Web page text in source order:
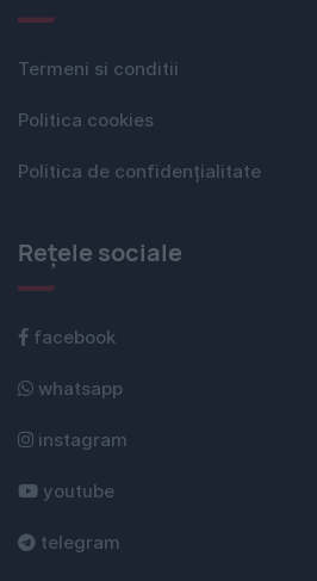
Termeni si conditii
Politica cookies
Politica de confidențialitate
Rețele sociale
facebook
whatsapp
instagram
youtube
telegram